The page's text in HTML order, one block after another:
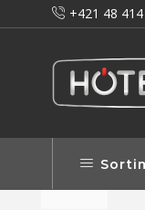
+421 48
a preto vám